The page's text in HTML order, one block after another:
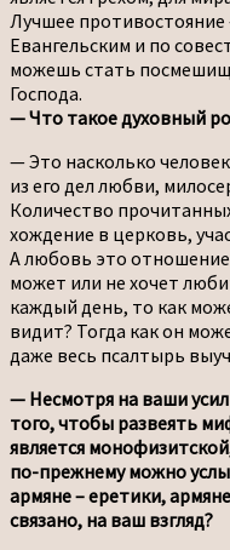
Лучшее
Евангельским и по
можешь стать
Господа.
— Что такое духовный
— Это насколько
из его дел любви,
Количество
хождение в церковь,
А любовь это отношение
может или не хочет
каждый день, то как
видит? Тогда как он
даже весь псалтырь
— Несмотря на ваши
того, чтобы развеять
является
по-прежнему можно
армяне – еретики,
связано, на ваш взгляд?